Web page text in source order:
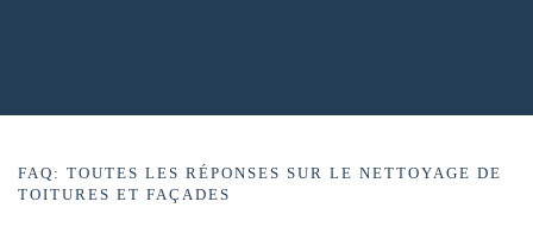
FAQ: TOUTES LES RÉPONSES SUR LE NETTOYAGE DE
TOITURES ET FAÇADES